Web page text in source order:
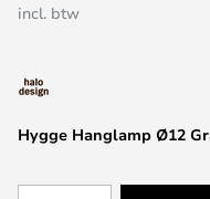
het
van
afbeeldingen-
Hygge Hanglamp Ø12
incl. btw